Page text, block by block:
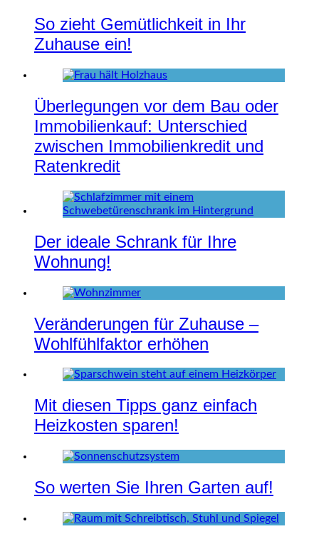
So zieht Gemütlichkeit in Ihr
Zuhause ein!
Überlegungen vor dem Bau oder
Immobilienkauf: Unterschied
zwischen Immobilienkredit und
Ratenkredit
Der ideale Schrank für Ihre
Wohnung!
Veränderungen für Zuhause –
Wohlfühlfaktor erhöhen
Mit diesen Tipps ganz einfach
Heizkosten sparen!
So werten Sie Ihren Garten auf!